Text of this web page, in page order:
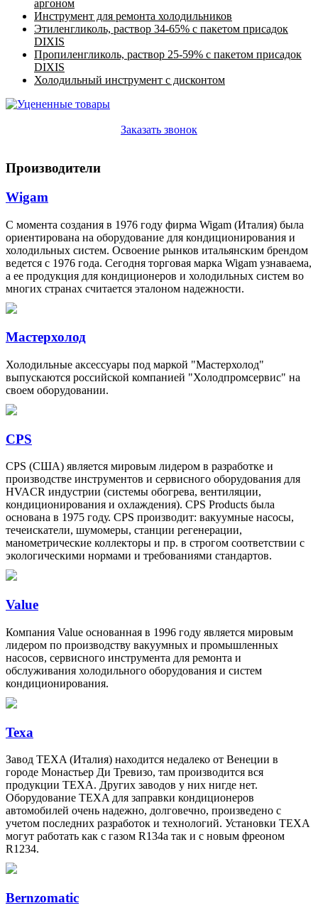
аргоном
Инструмент для ремонта холодильников
Этиленгликоль, раствор 34-65% с пакетом присадок
DIXIS
Пропиленгликоль, раствор 25-59% с пакетом присадок
DIXIS
Холодильный инструмент с дисконтом
Заказать звонок
Производители
Wigam
С момента создания в 1976 году фирма Wigam (Италия) была
ориентирована на оборудование для кондиционирования и
холодильных систем. Освоение рынков итальянским брендом
ведется с 1976 года. Сегодня торговая марка Wigam узнаваема,
а ее продукция для кондиционеров и холодильных систем во
многих странах считается эталоном надежности.
Мастерхолод
Холодильные аксессуары под маркой "Мастерхолод"
выпускаются российской компанией "Холодпромсервис" на
своем оборудовании.
CPS
CPS (США) является мировым лидером в разработке и
производстве инструментов и сервисного оборудования для
HVACR индустрии (системы обогрева, вентиляции,
кондиционирования и охлаждения). CPS Products была
основана в 1975 году. CPS производит: вакуумные насосы,
течеискатели, шумомеры, станции регенерации,
манометрические коллекторы и пр. в строгом соответствии с
экологическими нормами и требованиями стандартов.
Value
Компания Value основанная в 1996 году является мировым
лидером по производству вакуумных и промышленных
насосов, сервисного инструмента для ремонта и
обслуживания холодильного оборудования и систем
кондиционирования.
Texa
Завод TEXA (Италия) находится недалеко от Венеции в
городе Монастьер Ди Тревизо, там производится вся
продукции TEXA. Других заводов у них нигде нет.
Оборудование TEXA для заправки кондиционеров
автомобилей очень надежно, долговечно, произведено с
учетом последних разработок и технологий. Установки TEXA
могут работать как с газом R134a так и с новым фреоном
R1234.
Bernzomatic